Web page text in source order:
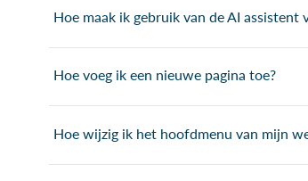
Hoe maak ik gebruik van de AI
Hoe voeg ik een nieuwe pagina toe?
Hoe wijzig ik het hoofdmenu van mijn